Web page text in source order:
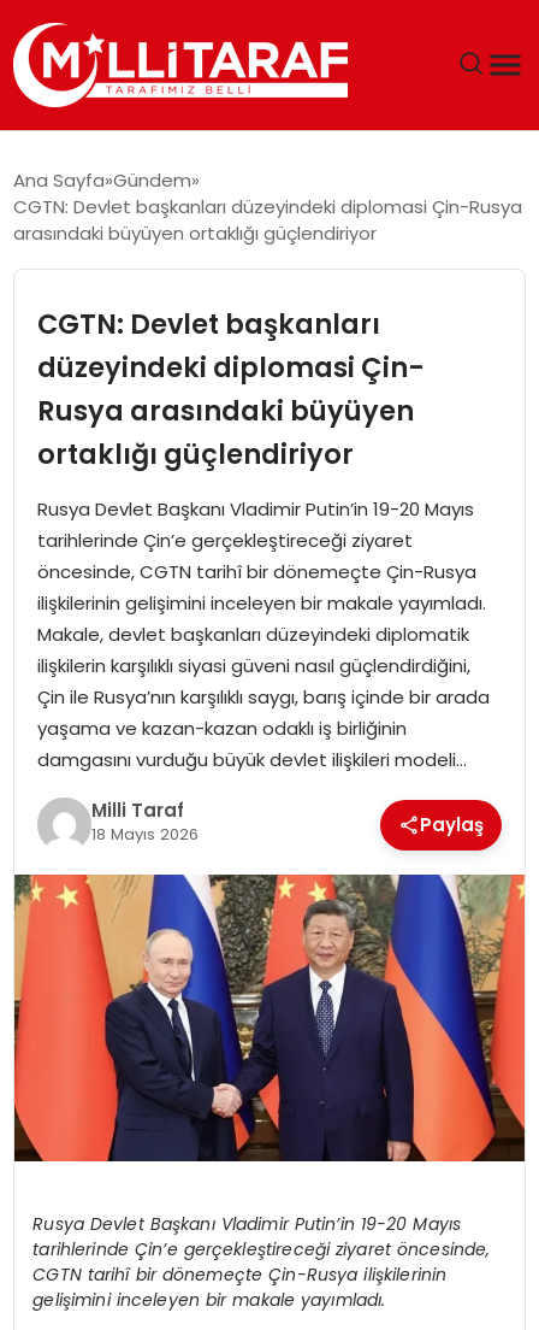
ÖZEL SAYFALAR
SPOR
MAGAZIN
Ana Sayfa Gündem
CGTN: Devlet başkanları düzeyindeki diplomasi Çin-Rusya
arasındaki büyüyen ortaklığı güçlendiriyor
CGTN: Devlet başkanları
düzeyindeki diplomasi Çin-
Rusya arasındaki büyüyen
ortaklığı güçlendiriyor
Rusya Devlet Başkanı Vladimir Putin’in 19-20 Mayıs
tarihlerinde Çin’e gerçekleştireceği ziyaret
öncesinde, CGTN tarihî bir dönemeçte Çin-Rusya
ilişkilerinin gelişimini inceleyen bir makale yayımladı.
Makale, devlet başkanları düzeyindeki diplomatik
ilişkilerin karşılıklı siyasi güveni nasıl güçlendirdiğini,
Çin ile Rusya’nın karşılıklı saygı, barış içinde bir arada
yaşama ve kazan-kazan odaklı iş birliğinin
damgasını vurduğu büyük devlet ilişkileri modeli…
Milli Taraf
18 Mayıs 2026 Paylaş
Rusya Devlet Başkanı Vladimir Putin’in 19-20 Mayıs
tarihlerinde Çin’e gerçekleştireceği ziyaret öncesinde,
CGTN tarihî bir dönemeçte Çin-Rusya ilişkilerinin
gelişimini inceleyen bir makale yayımladı.